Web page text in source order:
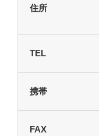
住所
TEL
携帯
FAX